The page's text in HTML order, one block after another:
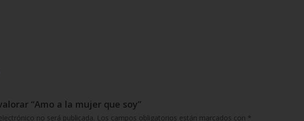
“Amo a la mujer que soy”
no será publicada. Los campos obligatorios están marcados con *